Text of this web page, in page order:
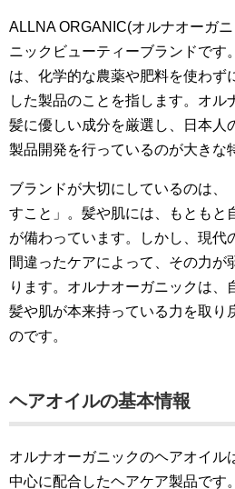
ALLNA ORGANIC(オルナオーガ
ニックビューティーブランドです
は、化学的な農薬や肥料を使わず
した製品のことを指します。オル
髪に優しい成分を厳選し、日本人
製品開発を行っているのが大きな
ブランドが大切にしているのは、
すこと」。髪や肌には、もともと
が備わっています。しかし、現代
間違ったケアによって、その力が
ります。オルナオーガニックは、
髪や肌が本来持っている力を取り
のです。
ヘアオイルの基本情報
オルナオーガニックのヘアオイル
中心に配合したヘアケア製品です